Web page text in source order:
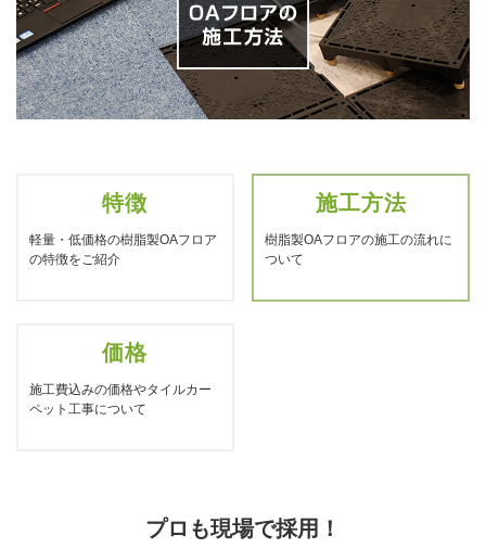
特徴
軽量・低価格の樹脂製OAフロア
の特徴をご紹介
施工方法
樹脂製OAフロアの施工の流れに
ついて
価格
施工費込みの価格やタイルカー
ペット工事について
プロも現場で採用！